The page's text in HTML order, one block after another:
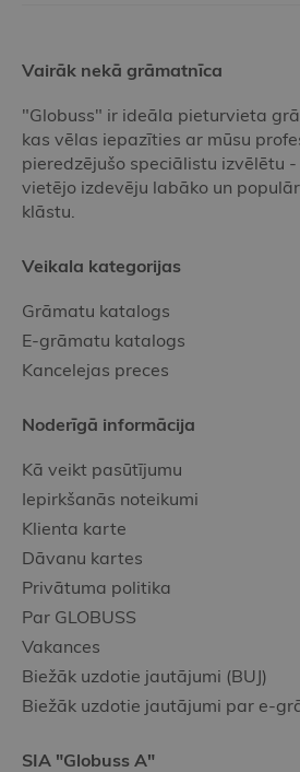
Vairāk nekā grāmatnīca
"Globuss" ir ideāla pieturvieta
kas vēlas iepazīties ar mūsu
pieredzējušo speciālistu izvēlētu
vietējo izdevēju labāko un
klāstu.
Veikala kategorijas
Grāmatu katalogs
E-grāmatu katalogs
Kancelejas preces
Noderīgā informācija
Kā veikt pasūtījumu
Iepirkšanās noteikumi
Klienta karte
Dāvanu kartes
Privātuma politika
Par GLOBUSS
Vakances
Biežāk uzdotie jautājumi (BUJ)
Biežāk uzdotie jautājumi par e-
SIA "Globuss A"